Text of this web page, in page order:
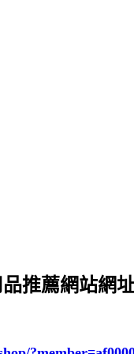
推薦網站網